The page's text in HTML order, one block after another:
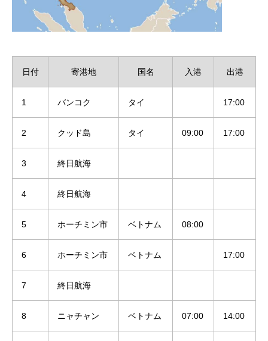
日付 寄港地 国名 入港 出港
1 バンコク タイ 17:00
2 クッド島 タイ 09:00 17:00
3 終日航海
4 終日航海
5 ホーチミン市 ベトナム 08:00
6 ホーチミン市 ベトナム 17:00
7 終日航海
8 ニャチャン ベトナム 07:00 14:00